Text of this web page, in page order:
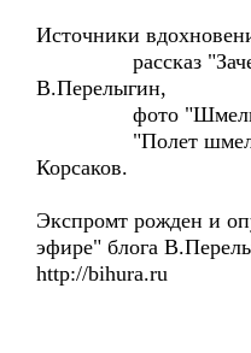
Источники
рассказ "Зачем
В.Перелыгин,
фото "Шмель"
"Полет шмеля"
Корсаков.
Экспромт рожден и
эфире" блога
http://bihura.ru